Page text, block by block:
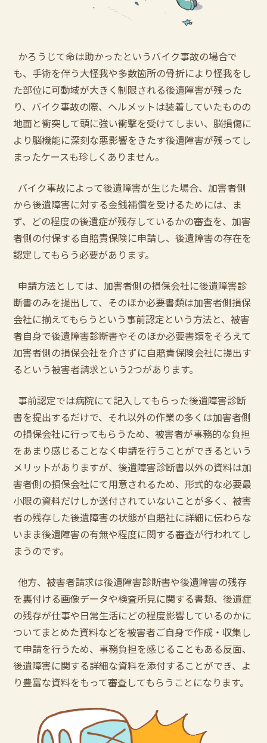
かろうじて命は助かったというバイク事故の場合で
も、手術を伴う大怪我や多数箇所の骨折により怪我をし
た部位に可動域が大きく制限される後遺障害が残った
り、バイク事故の際、ヘルメットは装着していたものの
地面と衝突して頭に強い衝撃を受けてしまい、脳損傷に
より脳機能に深刻な悪影響をきたす後遺障害が残ってし
まったケースも珍しくありません。
バイク事故によって後遺障害が生じた場合、加害者側
から後遺障害に対する金銭補償を受けるためには、ま
ず、どの程度の後遺症が残存しているかの審査を、加害
者側の付保する自賠責保険に申請し、後遺障害の存在を
認定してもらう必要があります。
申請方法としては、加害者側の損保会社に後遺障害診
断書のみを提出して、そのほか必要書類は加害者側損保
会社に揃えてもらうという事前認定という方法と、被害
者自身で後遺障害診断書やそのほか必要書類をそろえて
加害者側の損保会社を介さずに自賠責保険会社に提出す
るという被害者請求という2つがあります。
事前認定では病院にて記入してもらった後遺障害診断
書を提出するだけで、それ以外の作業の多くは加害者側
の損保会社に行ってもらうため、被害者が事務的な負担
をあまり感じることなく申請を行うことができるという
メリットがありますが、後遺障害診断書以外の資料は加
害者側の損保会社にて用意されるため、形式的な必要最
小限の資料だけしか送付されていないことが多く、被害
者の残存した後遺障害の状態が自賠社に詳細に伝わらな
いまま後遺障害の有無や程度に関する審査が行われてし
まうのです。
他方、被害者請求は後遺障害診断書や後遺障害の残存
を裏付ける画像データや検査所見に関する書類、後遺症
の残存が仕事や日常生活にどの程度影響しているのかに
ついてまとめた資料などを被害者ご自身で作成・収集し
て申請を行うため、事務負担を感じることもある反面、
後遺障害に関する詳細な資料を添付することができ、よ
り豊富な資料をもって審査してもらうことになります。